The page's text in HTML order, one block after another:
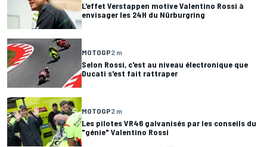
L'effet Verstappen motive Valentino Rossi à
envisager les 24H du Nürburgring
MOTOGP2 m
Selon Rossi, c'est au niveau électronique que
Ducati s'est fait rattraper
MOTOGP2 m
Les pilotes VR46 galvanisés par les conseils du
"génie" Valentino Rossi